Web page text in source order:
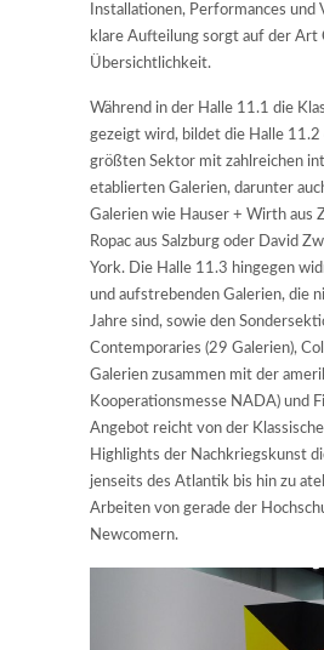
Installationen, Performances und
klare Aufteilung sorgt auf der Art
Übersichtlichkeit.
Während in der Halle 11.1 die
gezeigt wird, bildet die Halle 11.2
größten Sektor mit zahlreichen
etablierten Galerien, darunter
Galerien wie Hauser + Wirth aus
Ropac aus Salzburg oder David
York. Die Halle 11.3 hingegen
und aufstrebenden Galerien, die
Jahre sind, sowie den
Contemporaries (29 Galerien),
Galerien zusammen mit der
Kooperationsmesse NADA) und
Angebot reicht von der
Highlights der Nachkriegskunst
jenseits des Atlantik bis hin zu
Arbeiten von gerade der
Newcomern.